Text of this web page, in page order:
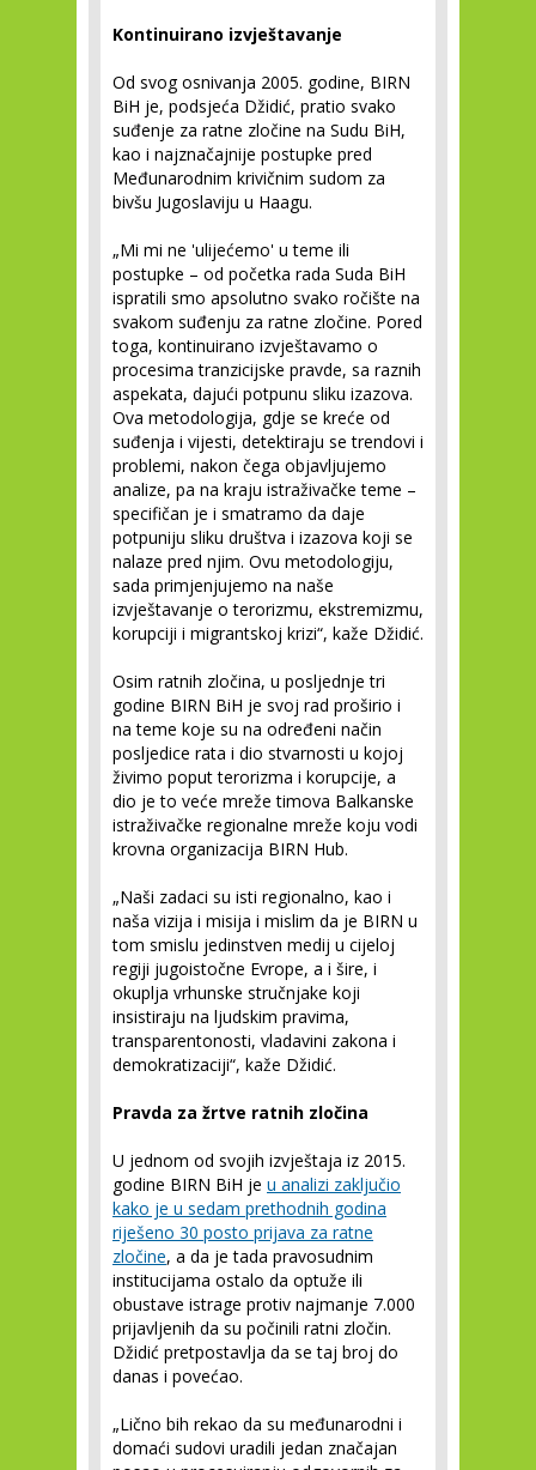
Kontinuirano izvještavanje
Od svog osnivanja 2005. godine, BIRN
BiH je, podsjeća Džidić, pratio svako
suđenje za ratne zločine na Sudu BiH,
kao i najznačajnije postupke pred
Međunarodnim krivičnim sudom za
bivšu Jugoslaviju u Haagu.
„Mi mi ne 'ulijećemo' u teme ili
postupke – od početka rada Suda BiH
ispratili smo apsolutno svako ročište na
svakom suđenju za ratne zločine. Pored
toga, kontinuirano izvještavamo o
procesima tranzicijske pravde, sa raznih
aspekata, dajući potpunu sliku izazova.
Ova metodologija, gdje se kreće od
suđenja i vijesti, detektiraju se trendovi i
problemi, nakon čega objavljujemo
analize, pa na kraju istraživačke teme –
specifičan je i smatramo da daje
potpuniju sliku društva i izazova koji se
nalaze pred njim. Ovu metodologiju,
sada primjenjujemo na naše
izvještavanje o terorizmu, ekstremizmu,
korupciji i migrantskoj krizi“, kaže Džidić.
Osim ratnih zločina, u posljednje tri
godine BIRN BiH je svoj rad proširio i
na teme koje su na određeni način
posljedice rata i dio stvarnosti u kojoj
živimo poput terorizma i korupcije, a
dio je to veće mreže timova Balkanske
istraživačke regionalne mreže koju vodi
krovna organizacija BIRN Hub.
„Naši zadaci su isti regionalno, kao i
naša vizija i misija i mislim da je BIRN u
tom smislu jedinstven medij u cijeloj
regiji jugoistočne Evrope, a i šire, i
okuplja vrhunske stručnjake koji
insistiraju na ljudskim pravima,
transparentonosti, vladavini zakona i
demokratizaciji“, kaže Džidić.
Pravda za žrtve ratnih zločina
U jednom od svojih izvještaja iz 2015.
godine BIRN BiH je u analizi zaključio
kako je u sedam prethodnih godina
riješeno 30 posto prijava za ratne
zločine, a da je tada pravosudnim
institucijama ostalo da optuže ili
obustave istrage protiv najmanje 7.000
prijavljenih da su počinili ratni zločin.
Džidić pretpostavlja da se taj broj do
danas i povećao.
„Lično bih rekao da su međunarodni i
domaći sudovi uradili jedan značajan